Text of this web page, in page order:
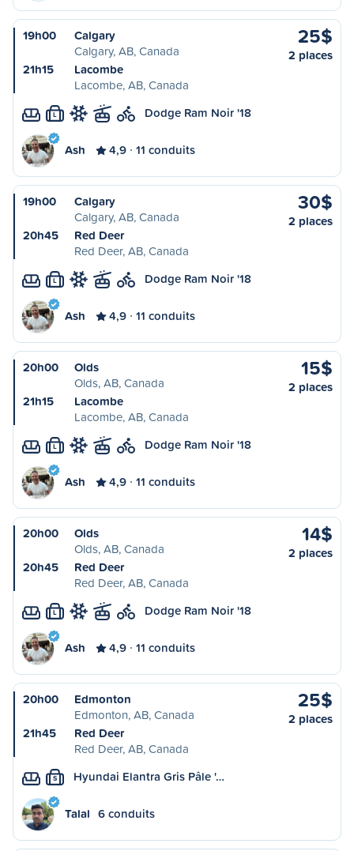
19h00
Calgary
Calgary, AB, Canada
21h15
Lacombe
Lacombe, AB, Canada
25$
2 places
L Dodge Ram Noir '18
Ash 4,9 11 conduits
19h00
Calgary
Calgary, AB, Canada
20h45
Red Deer
Red Deer, AB, Canada
30$
2 places
L Dodge Ram Noir '18
Ash 4,9 11 conduits
20h00
Olds
Olds, AB, Canada
21h15
Lacombe
Lacombe, AB, Canada
15$
2 places
L Dodge Ram Noir '18
Ash 4,9 11 conduits
20h00
Olds
Olds, AB, Canada
20h45
Red Deer
Red Deer, AB, Canada
14$
2 places
L Dodge Ram Noir '18
Ash 4,9 11 conduits
20h00
Edmonton
Edmonton, AB, Canada
21h45
Red Deer
Red Deer, AB, Canada
25$
2 places
S Hyundai Elantra Gris Pâle '…
Talal 6 conduits